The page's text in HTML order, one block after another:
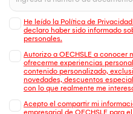
He leído la Política de
declaro haber sido informado
personales.
Autorizo a OECHSLE a conocer
ofrecerme experiencias
contenido personalizado,
novedades, descuentos
con lo que realmente me
Acepto el compartir mi
empresarial de OECHSLE para